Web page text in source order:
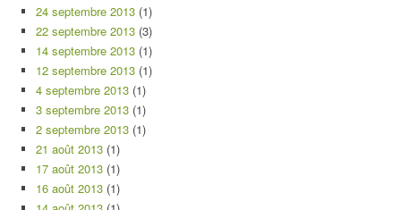
24 septembre 2013 (1)
22 septembre 2013 (3)
14 septembre 2013 (1)
12 septembre 2013 (1)
4 septembre 2013 (1)
3 septembre 2013 (1)
2 septembre 2013 (1)
21 août 2013 (1)
17 août 2013 (1)
16 août 2013 (1)